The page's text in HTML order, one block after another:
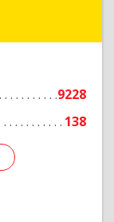
9228
138
Новгород